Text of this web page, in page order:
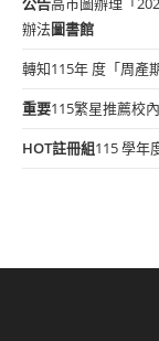
辦法圖書館
轉知115年 度「周產
重要115繁星推薦校
HOT註冊組115 學年